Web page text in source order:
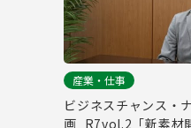
産業・仕事
ビジネスチャンス・
画_R7vol.2「新素材